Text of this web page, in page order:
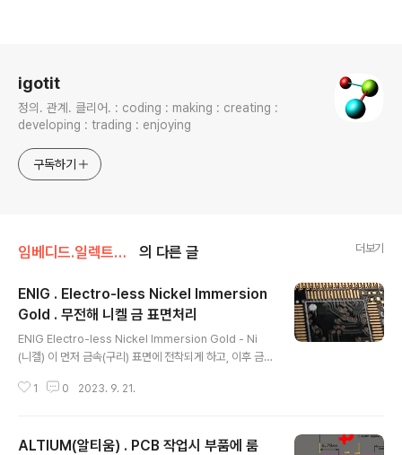
igotit
정의. 관계. 클리어. : coding : making : creating :
developing : trading : enjoying
구독하기
임베디드.일렉트로닉스/PCB 솔더링 알티움 의 다른 글 더보기
ENIG . Electro-less Nickel Immersion
Gold . 무전해 니켈 금 표면처리
ENIG Electro-less Nickel Immersion Gold - Ni
(니켈) 이 먼저 금속(구리) 표면에 전착되게 하고, 이후 금
됨. - 최종표면이 금 이므로 내 부식성 좋음. PCB 구리 표
계, PCB 설계제작 위한 툴 S/W 알티움 설정관련 주제 상
1 0 2023. 9. 21.
ALTIUM(알티움) . PCB 작업시 부품에 룸